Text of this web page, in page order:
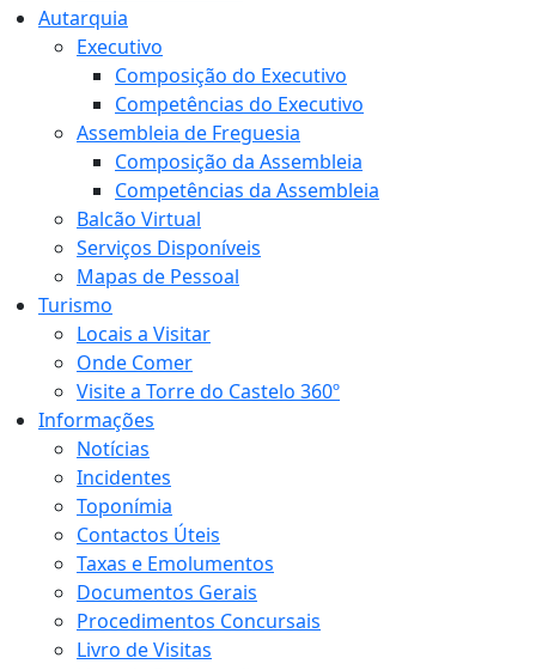
Autarquia
Executivo
Composição do Executivo
Competências do Executivo
Assembleia de Freguesia
Composição da Assembleia
Competências da Assembleia
Balcão Virtual
Serviços Disponíveis
Mapas de Pessoal
Turismo
Locais a Visitar
Onde Comer
Visite a Torre do Castelo 360º
Informações
Notícias
Incidentes
Toponímia
Contactos Úteis
Taxas e Emolumentos
Documentos Gerais
Procedimentos Concursais
Livro de Visitas